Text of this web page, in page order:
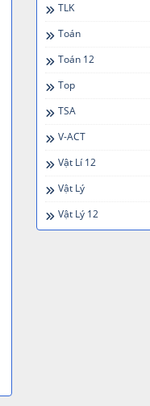
TLK
Toán
Toán 12
Top
TSA
V-ACT
Vật Lí 12
Vật Lý
Vật Lý 12